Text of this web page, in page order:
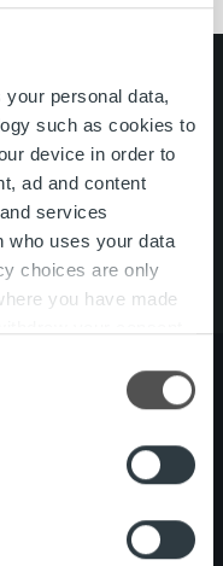
your personal data,
such as cookies to
device in order to
ad and content
services
who uses your data
choices are only
you have made
data is processed
and ads, to
analyse our traffic.
ja kulttuurimme